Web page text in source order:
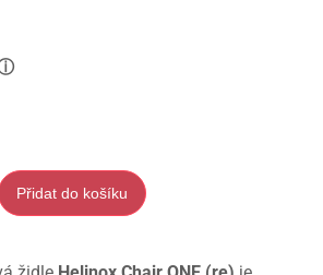
ⓘ
Přidat do košíku